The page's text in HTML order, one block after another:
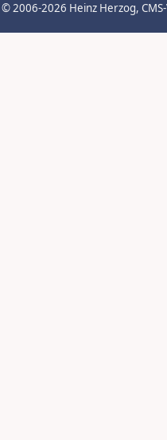
© 2006-2026 Heinz Herzog,